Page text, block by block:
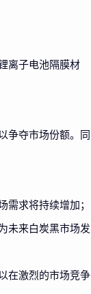
离子电池隔膜材
争夺市场份额。同
需求将持续增加；
未来白炭黑市场发
在激烈的市场竞争